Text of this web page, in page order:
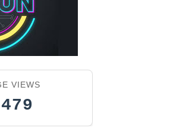
VIEWS